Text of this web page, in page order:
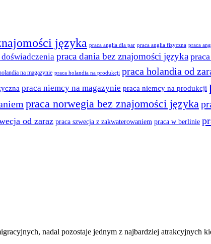
języka praca anglia dla par praca anglia fizyczna praca
praca dania bez znajomości języka
na magazynie praca holandia na produkcji praca holandia od
praca niemcy na magazynie praca niemcy na produkcji
praca norwegia bez znajomości języka
od zaraz praca szwecja z zakwaterowaniem praca w berlinie
nadal pozostaje jednym z najbardziej atrakcyjnych